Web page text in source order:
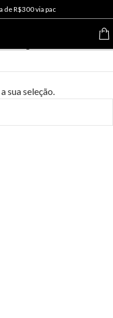
R$300 via pac
sua seleção.